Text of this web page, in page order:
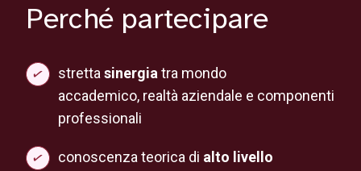
Perché partecipare
stretta sinergia tra mondo
accademico, realtà aziendale e componenti
professionali
conoscenza teorica di alto livello